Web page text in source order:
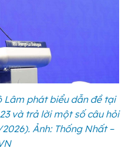
Lâm phát biểu dẫn đề tại
và trả lời một số câu hỏi
Ảnh: Thống Nhất –